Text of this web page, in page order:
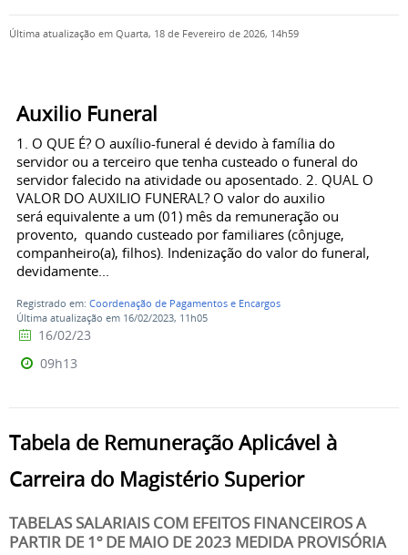
Última atualização em Quarta, 18 de Fevereiro de 2026, 14h59
Auxilio Funeral
1. O QUE É? O auxílio-funeral é devido à família do
servidor ou a terceiro que tenha custeado o funeral do
servidor falecido na atividade ou aposentado. 2. QUAL O
VALOR DO AUXILIO FUNERAL? O valor do auxilio
será equivalente a um (01) mês da remuneração ou
provento, quando custeado por familiares (cônjuge,
companheiro(a), filhos). Indenização do valor do funeral,
devidamente...
Registrado em: Coordenação de Pagamentos e Encargos
Última atualização em 16/02/2023, 11h05
16/02/23
09h13
Tabela de Remuneração Aplicável à
Carreira do Magistério Superior
TABELAS SALARIAIS COM EFEITOS FINANCEIROS A
PARTIR DE 1º DE MAIO DE 2023 MEDIDA PROVISÓRIA